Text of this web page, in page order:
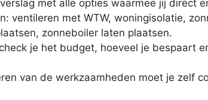
met alle opties waarmee jij direct
ventileren met WTW, woningisolatie,
zonneboiler laten plaatsen.
je het budget, hoeveel je bespaart
van de werkzaamheden moet je zelf